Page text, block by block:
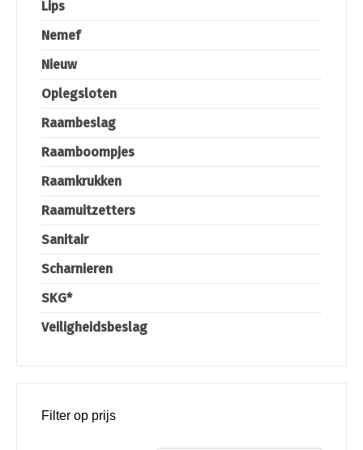
Lips
Nemef
Nieuw
Oplegsloten
Raambeslag
Raamboompjes
Raamkrukken
Raamuitzetters
Sanitair
Scharnieren
SKG*
Veiligheidsbeslag
Filter op prijs